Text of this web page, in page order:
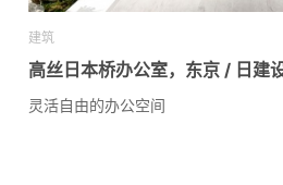
建筑
高丝日本桥办公室，东京 / 日建
灵活自由的办公空间